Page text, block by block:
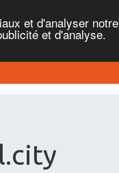
et d'analyser notre
et d'analyse.